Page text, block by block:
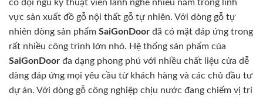
có đội ngũ kỹ thuật viên lành nghề nhiều năm trong lĩnh
vực sản xuất đồ gỗ nội thất gỗ tự nhiên. Với dòng gỗ tự
nhiên dòng sản phẩm SaiGonDoor đã có mặt đáp ứng trong
rất nhiều công trình lớn nhỏ. Hệ thống sản phẩm của
SaiGonDoor đa dạng phong phú với nhiều chất liệu cửa dễ
dàng đáp ứng mọi yêu cầu từ khách hàng và các chủ đầu tư
dự án. Với dòng gỗ công nghiệp chịu nước đang chiếm vị trí